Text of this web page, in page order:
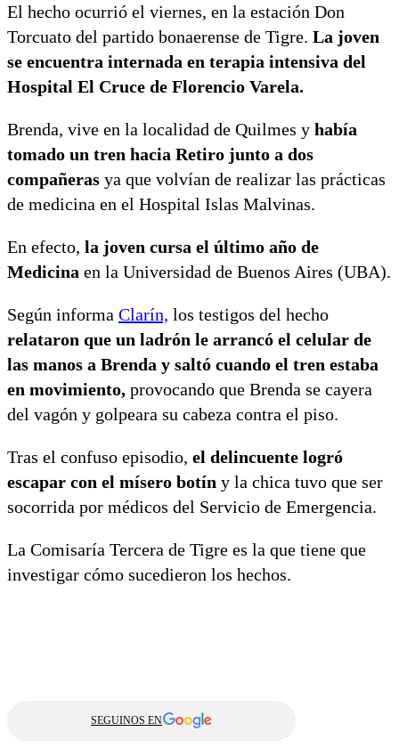
El hecho ocurrió el viernes, en la estación Don
Torcuato del partido bonaerense de Tigre. La joven
se encuentra internada en terapia intensiva del
Hospital El Cruce de Florencio Varela.
Brenda, vive en la localidad de Quilmes y había
tomado un tren hacia Retiro junto a dos
compañeras ya que volvían de realizar las prácticas
de medicina en el Hospital Islas Malvinas.
En efecto, la joven cursa el último año de
Medicina en la Universidad de Buenos Aires (UBA).
Según informa Clarín, los testigos del hecho
relataron que un ladrón le arrancó el celular de
las manos a Brenda y saltó cuando el tren estaba
en movimiento, provocando que Brenda se cayera
del vagón y golpeara su cabeza contra el piso.
Tras el confuso episodio, el delincuente logró
escapar con el mísero botín y la chica tuvo que ser
socorrida por médicos del Servicio de Emergencia.
La Comisaría Tercera de Tigre es la que tiene que
investigar cómo sucedieron los hechos.
SEGUINOS EN